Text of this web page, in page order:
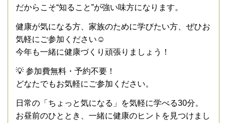
だからこそ“知ること”が強い味方になります。
健康が気になる方、家族のために学びたい方、ぜひお
気軽にご参加ください☺️
今年も一緒に健康づくり頑張りましょう！
💡 参加費無料・予約不要！
どなたでもお気軽にご参加ください。
日常の「ちょっと気になる」を気軽に学べる30分。
お昼前のひととき、一緒に健康のヒントを見つけまし